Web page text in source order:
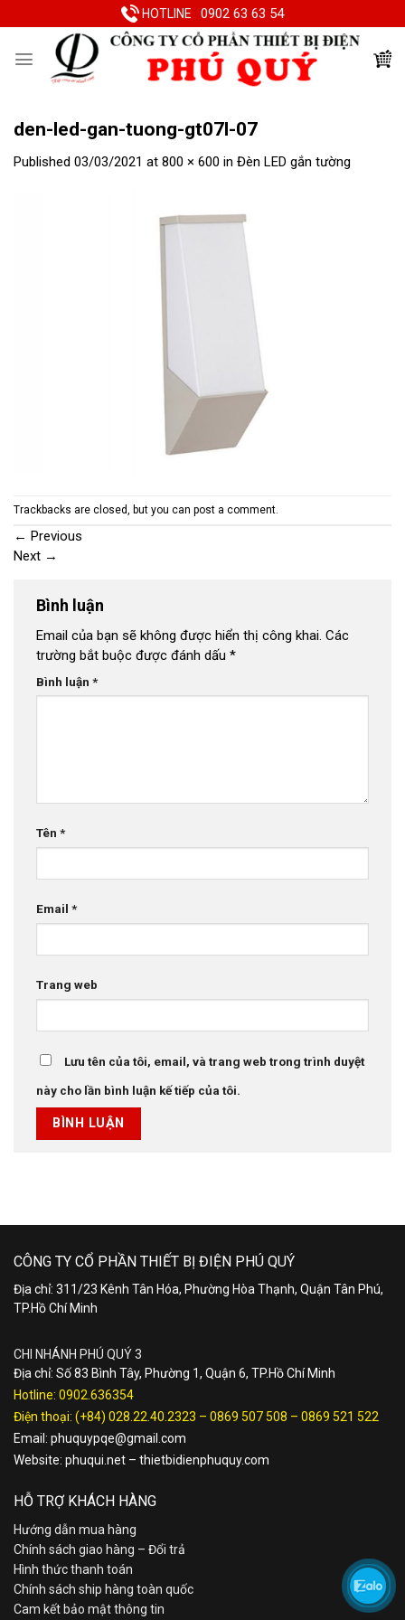
to
HOTLINE 0902 63 63 54
den-led-gan-tuong-gt07l-07
Published 03/03/2021 at 800 × 600 in Đèn LED gắn tường
Trackbacks are closed, but you can post a comment.
← Previous
Next →
Bình luận
Email của bạn sẽ không được hiển thị công khai. Các
trường bắt buộc được đánh dấu *
Bình luận *
Tên *
Email *
Trang web
Lưu tên của tôi, email, và trang web trong trình duyệt
này cho lần bình luận kế tiếp của tôi.
CÔNG TY CỔ PHẦN THIẾT BỊ ĐIỆN PHÚ QUÝ
Địa chỉ: 311/23 Kênh Tân Hóa, Phường Hòa Thạnh, Quận Tân Phú,
TP.Hồ Chí Minh
CHI NHÁNH PHÚ QUÝ 3
Địa chỉ: Số 83 Bình Tây, Phường 1, Quận 6, TP.Hồ Chí Minh
Hotline: 0902.636354
Điện thoại: (+84) 028.22.40.2323 – 0869 507 508 – 0869 521 522
Email: phuquypqe@gmail.com
Website: phuqui.net – thietbidienphuquy.com
HỖ TRỢ KHÁCH HÀNG
Hướng dẫn mua hàng
Chính sách giao hàng – Đổi trả
Hình thức thanh toán
Chính sách ship hàng toàn quốc
Cam kết bảo mật thông tin